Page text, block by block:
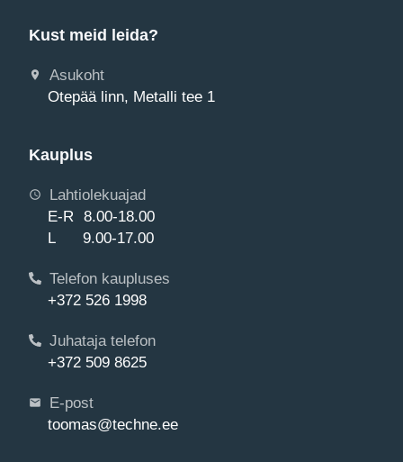
Kust meid leida?
Asukoht
Otepää linn, Metalli tee 1
Kauplus
Lahtiolekuajad
E-R 8.00-18.00
L 9.00-17.00
Telefon kaupluses
+372 526 1998
Juhataja telefon
+372 509 8625
E-post
toomas@techne.ee